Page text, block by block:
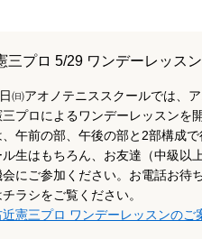
三プロ 5/29 ワンデーレッス
㈰アオノテニススクールでは
プロによるワンデーレッスンを
午前の部、午後の部と2部構成
ル生はもちろん、お友達（中級以
会にご参加ください。お電話お待
ラシをご覧ください。
憲三プロ ワンデーレッスンのご